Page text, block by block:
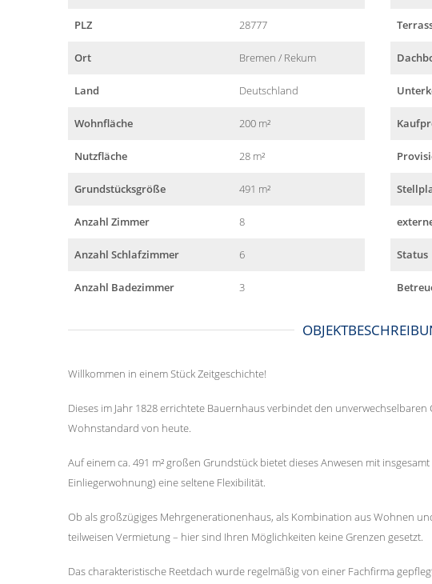
PLZ 28777
Ort Bremen / Rekum
Land Deutschland
Wohnfläche 200 m²
Nutzfläche 28 m²
Grundstücksgröße 491 m²
Anzahl Zimmer 8
Anzahl Schlafzimmer 6
Anzahl Badezimmer 3
Status
Willkommen in einem Stück Zeitgeschichte!
Dieses im Jahr 1828 errichtete Bauernhaus verbindet den
Wohnstandard von heute.
Auf einem ca. 491 m² großen Grundstück bietet dieses Anwesen mit
Einliegerwohnung) eine seltene Flexibilität.
Ob als großzügiges Mehrgenerationenhaus, als Kombination aus Wohnen
teilweisen Vermietung – hier sind Ihren Möglichkeiten keine Grenzen gesetzt.
Das charakteristische Reetdach wurde regelmäßig von einer Fachfirma